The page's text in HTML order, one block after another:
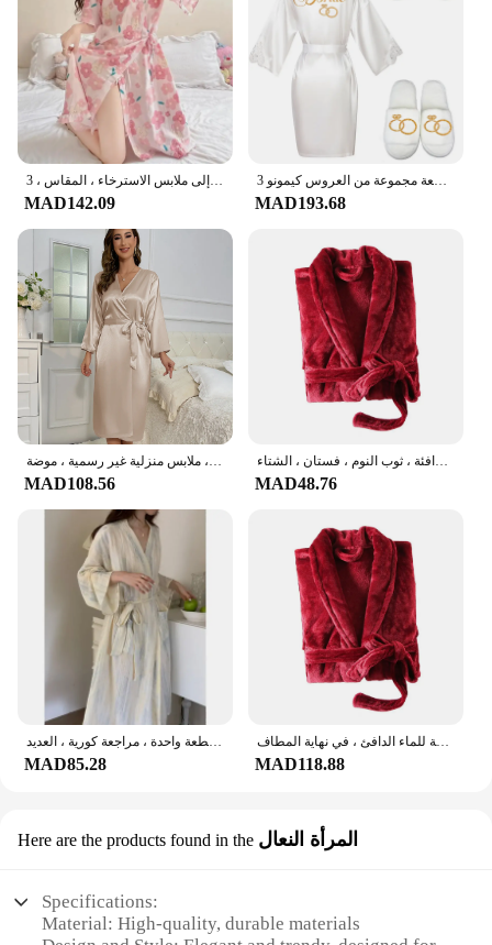
رداء حمام نسائي بطول الركبة ، رداء ليلي بحزام زهري ، رداء كبير الحجم للغاية ، كيمونو ياباني ، بالإضافة إلى ملابس الاسترخاء ، المقاس ، 3XL
MAD142.09
3 قطعة مجموعة من العروس كيمونو eyemask النعال الدانتيل رداء الساتان النساء وصيفه الشرف الزفاف إعداد هدية الزفاف رداء حمام رداء
MAD193.68
رداء حمام نسائي مثير من الحرير المقلد بأكمام طويلة ، ثوب ملابس صيفية ، ملابس منزلية غير رسمية ، موضة
MAD108.56
النساء والرجال المرجان الصوف الحمام ، ماصة للماء ، الدانتيل يصل ، سترة ، جيوب التلبيب ، سميكة ، الدافئة ، ثوب النوم ، فستان ، الشتاء
MAD48.76
بيجامة نسائية مصبوغة بربطة عنق مع حزام ، ملابس نوم صيفية ، ملابس نوم يابانية ، ملابس نوم بجيب ، قطعة واحدة ، مراجعة كورية ، العديد
MAD85.28
روب حمام شتوي بين النساء مع حزام قابل للتعديل ، تصميم برباط ، طية صدر مريحة ، ماصة للماء الدافئ ، في نهاية المطاف
MAD118.88
Here are the products found in the المرأة النعال
Specifications:
Material: High-quality, durable materials